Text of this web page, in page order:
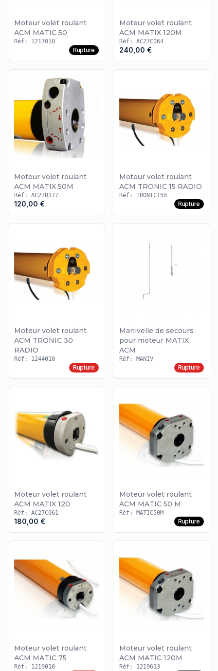
Moteur volet roulant
ACM MATIC 50
Réf: 1217010
Rupture
Moteur volet roulant
ACM MATIX 120M
Réf: AC27C064
240,00 €
Moteur volet roulant
ACM MATIX 50M
Réf: AC27B377
120,00 €
Moteur volet roulant
ACM TRONIC 15 RADIO
Réf: TRONIC15R
Rupture
Moteur volet roulant
ACM TRONIC 30
RADIO
Réf: 1244010
Rupture
Manivelle de secours
pour moteur MATIX
ACM
Réf: MANIV
Rupture
Moteur volet roulant
ACM MATIX 120
Réf: AC27C061
180,00 €
Moteur volet roulant
ACM MATIC 50 M
Réf: MATIC50M
Rupture
Moteur volet roulant
ACM MATIC 75
Réf: 1219010
Moteur volet roulant
ACM MATIC 120M
Réf: 1219613